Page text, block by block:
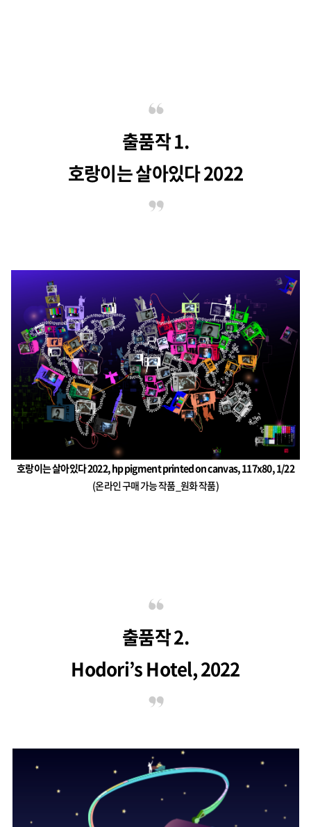
출품작 1.
호랑이는 살아있다 2022
호랑이는 살아있다 2022, hp pigment printed on canvas, 117x80, 1/22
(온라인 구매 가능 작품_원화 작품)
출품작 2.
Hodori’s Hotel, 2022